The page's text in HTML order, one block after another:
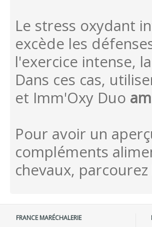
Le stress oxydant
excède les
l'exercice intense,
Dans ces cas,
et Imm'Oxy Duo
Pour avoir un
compléments
chevaux,
FRANCE MARÉCHALERIE